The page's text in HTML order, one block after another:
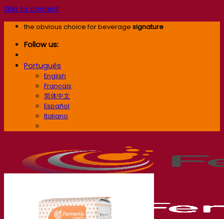
Skip to content
the obvious choice for beverage signature
Follow us:
Português
English
Français
简体中文
Español
Italiano